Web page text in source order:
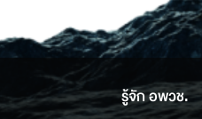
รู้จัก อพวช.